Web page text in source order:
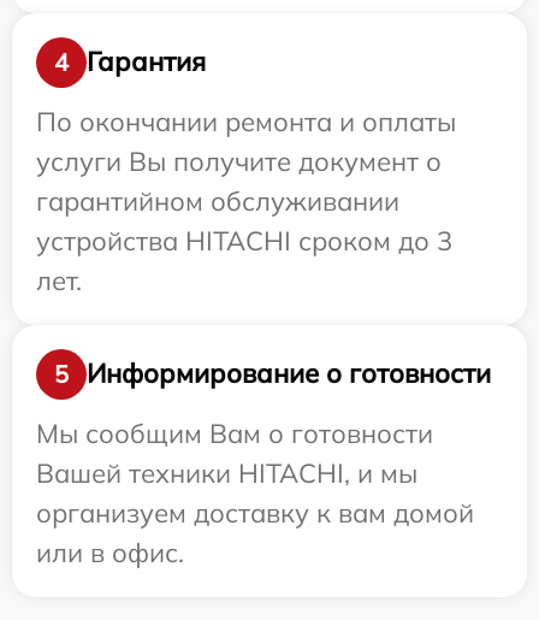
4
Гарантия
По окончании ремонта и оплаты
услуги Вы получите документ о
гарантийном обслуживании
устройства HITACHI сроком до 3
лет.
5
Информирование о готовности
Мы сообщим Вам о готовности
Вашей техники HITACHI, и мы
организуем доставку к вам домой
или в офис.